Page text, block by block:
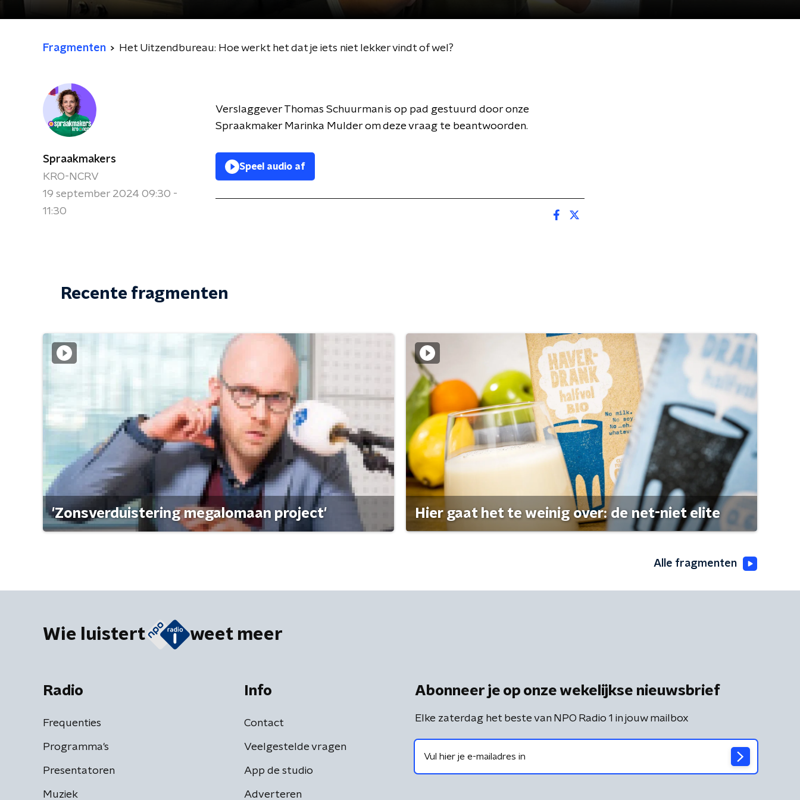
Fragmenten Het Uitzendbureau: Hoe werkt het dat je iets niet lekker vindt of wel?
Spraakmakers
KRO-NCRV
19 september 2024 09:30 -
11:30
Verslaggever Thomas Schuurman is op pad gestuurd door onze
Spraakmaker Marinka Mulder om deze vraag te beantwoorden.
Speel audio af
Recente fragmenten
'Zonsverduistering megalomaan project' Hier gaat het te weinig over: de net-niet elite
Alle fragmenten
Wie luistert weet meer
Radio
Frequenties
Programma's
Presentatoren
Muziek
Info
Contact
Veelgestelde vragen
App de studio
Adverteren
Abonneer je op onze wekelijkse nieuwsbrief
Elke zaterdag het beste van NPO Radio 1 in jouw mailbox